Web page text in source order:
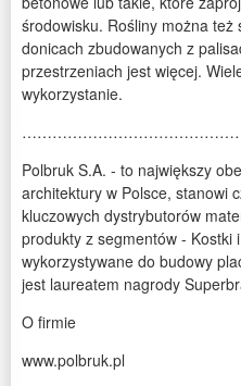
środowisku. Rośliny można
donicach zbudowanych z
przestrzeniach jest więcej.
wykorzystanie.
Polbruk S.A. - to największy
architektury w Polsce, stanowi
kluczowych dystrybutorów
produkty z segmentów - Kostki
wykorzystywane do budowy
jest laureatem nagrody
O firmie
www.polbruk.pl